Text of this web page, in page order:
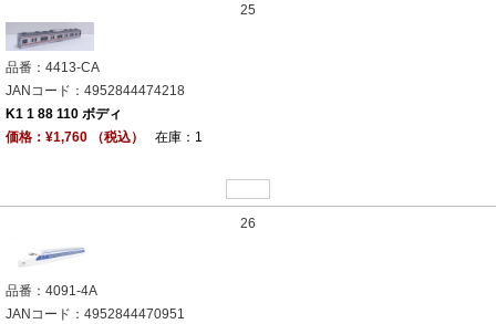
25
品番：4413-CA
JANコード：4952844474218
K1 1 88 110 ボディ
価格：¥1,760 （税込）
在庫：1
26
品番：4091-4A
JANコード：4952844470951